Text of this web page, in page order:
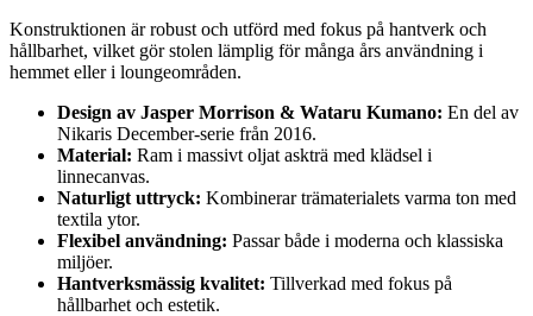
Konstruktionen är robust och utförd med fokus på hantverk och
hållbarhet, vilket gör stolen lämplig för många års användning i
hemmet eller i loungeområden.
Design av Jasper Morrison & Wataru Kumano: En del av
Nikaris December-serie från 2016.
Material: Ram i massivt oljat askträ med klädsel i
linnecanvas.
Naturligt uttryck: Kombinerar trämaterialets varma ton med
textila ytor.
Flexibel användning: Passar både i moderna och klassiska
miljöer.
Hantverksmässig kvalitet: Tillverkad med fokus på
hållbarhet och estetik.